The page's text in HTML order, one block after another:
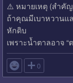
⚠️ หมายเหตุ (สำคั
ถ้าคุณมีเบาหวานแ
หักดิบ
เพราะน้ำตาลอาจ
 0